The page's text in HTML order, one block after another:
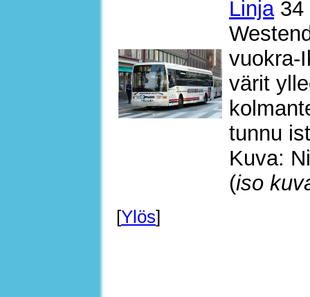
Linja34
vuokra-
värit
tunnu
Kuva:
(iso
[Ylös]